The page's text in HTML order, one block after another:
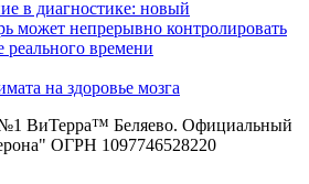
в диагностике: новый
может непрерывно контролировать
реального времени
на здоровье мозга
ВиТерра™ Беляево. Официальный
ОГРН 1097746528220